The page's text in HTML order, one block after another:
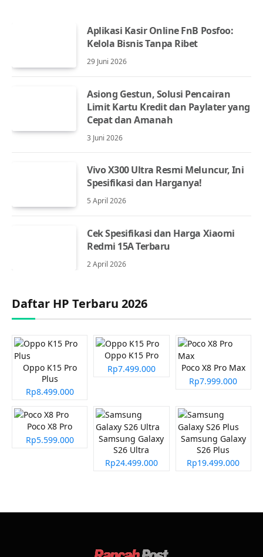
Aplikasi Kasir Online FnB Posfoo:
Kelola Bisnis Tanpa Ribet
29 Juni 2026
Asiong Gestun, Solusi Pencairan
Limit Kartu Kredit dan Paylater yang
Cepat dan Amanah
3 Juni 2026
Vivo X300 Ultra Resmi Meluncur, Ini
Spesifikasi dan Harganya!
5 April 2026
Cek Spesifikasi dan Harga Xiaomi
Redmi 15A Terbaru
2 April 2026
Daftar HP Terbaru 2026
Oppo K15 Pro
Plus
Rp8.499.000
Oppo K15 Pro
Rp7.499.000
Poco X8 Pro Max
Rp7.999.000
Poco X8 Pro
Rp5.599.000
Samsung Galaxy
S26 Ultra
Rp24.499.000
Samsung Galaxy
S26 Plus
Rp19.499.000